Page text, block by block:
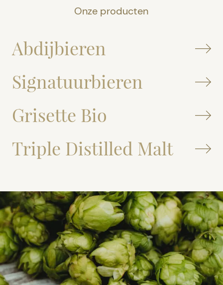
Onze producten
Abdijbieren
Signatuurbieren
Grisette Bio
Triple Distilled Malt